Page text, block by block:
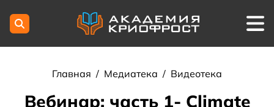
Главная / Медиатека / Видеотека
Вебинар: часть 1- Climate